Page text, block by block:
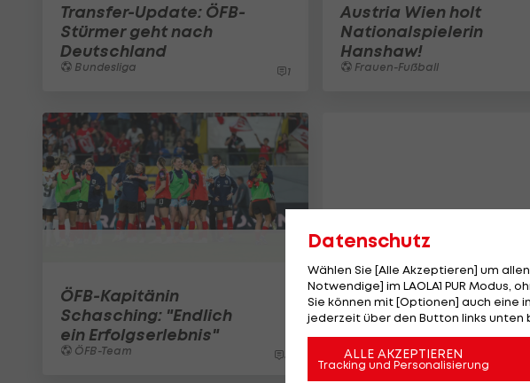
Transfer-Update: ÖFB-
Stürmer geht nach
Deutschland
Bundesliga 1
Austria Wien holt
Nationalspielerin
Hanshaw!
Frauen-Fußball
ÖFB-Kapitänin
Schasching: "Endlich
ein Erfolgserlebnis"
ÖFB-Team 5
Datenschutz
Wählen Sie [Alle Akzeptieren] um
Notwendige] im LAOLA1 PUR Modus,
Sie können mit [Optionen] auch eine
jederzeit über den Button links unten
ALLE AKZEPTIEREN
Tracking und Personalisierung